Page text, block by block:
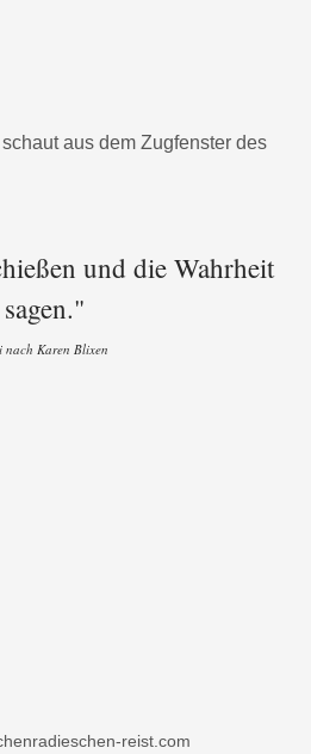
und die Wahrheit
sagen."
nach Karen Blixen
reist.com